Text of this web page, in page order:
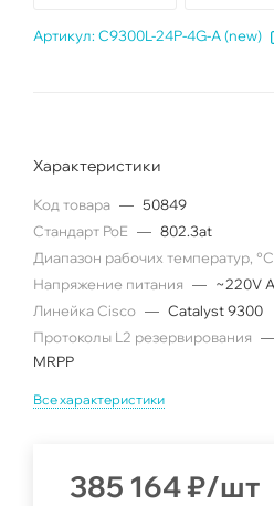
Артикул: C9300L-24P-4G-A (new)
Характеристики
Код товара — 50849
Cтандарт PoE — 802.3at
Диапазон рабочих температур, °C
Напряжение питания — ~220V
Линейка Cisco — Catalyst 9300
Протоколы L2 резервирования —
MRPP
Все характеристики
385 164₽/шт